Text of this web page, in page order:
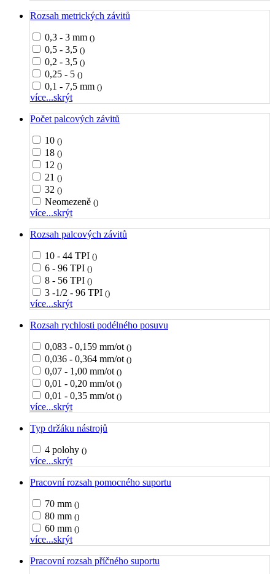
Rozsah metrických závitů
0,3 - 3 mm ()
0,5 - 3,5 ()
0,2 - 3,5 ()
0,25 - 5 ()
0,1 - 7,5 mm ()
více...skrýt
Počet palcových závitů
10 ()
18 ()
12 ()
21 ()
32 ()
Neomezeně ()
více...skrýt
Rozsah palcových závitů
10 - 44 TPI ()
6 - 96 TPI ()
8 - 56 TPI ()
3 -1/2 - 96 TPI ()
více...skrýt
Rozsah rychlosti podélného posuvu
0,083 - 0,159 mm/ot ()
0,036 - 0,364 mm/ot ()
0,07 - 1,00 mm/ot ()
0,01 - 0,20 mm/ot ()
0,01 - 0,35 mm/ot ()
více...skrýt
Typ držáku nástrojů
4 polohy ()
více...skrýt
Pracovní rozsah pomocného suportu
70 mm ()
80 mm ()
60 mm ()
více...skrýt
Pracovní rozsah příčného suportu